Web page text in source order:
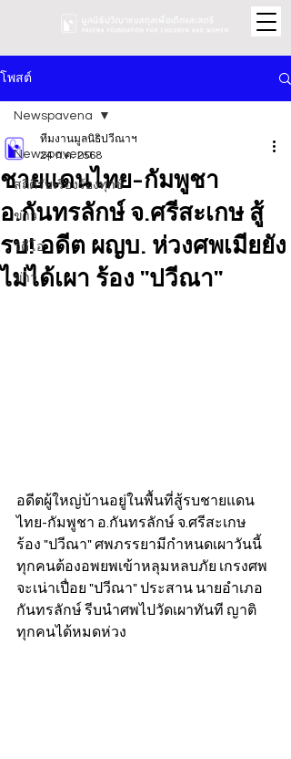
โพสต์
Newspavena
สถิติรับเรื่องร้องทุกข์
ข่าว
วิดีโอ
ข่าว
Newspavena
ชายแดนไทย-กัมพูชา
อ.กันทรลักษ์ จ.ศรีสะเกษ สู้
รบ! อดีต ผญบ. ห่วงศพเมียยัง
ไม่ได้เผา ร้อง "ปวีณา"
ทีมงานมูลนิธิปวีณาฯ
24 ก.ค. 2568
อดีตผู้ใหญ่บ้านอยู่ในพื้นที่สู้รบชายแดน
ไทย-กัมพูชา อ.กันทรลักษ์ จ.ศรีสะเกษ
ร้อง "ปวีณา" ศพภรรยามีกำหนดเผาวันนี้
ทุกคนต้องอพยพเข้าหลุมหลบภัย เกรงศพ
จะเน่าเปื่อย "ปวีณา" ประสาน นายอำเภอ
กันทรลักษ์ รีบนำศพไปวัดเผาทันที ญาติ
ทุกคนได้หมดห่วง